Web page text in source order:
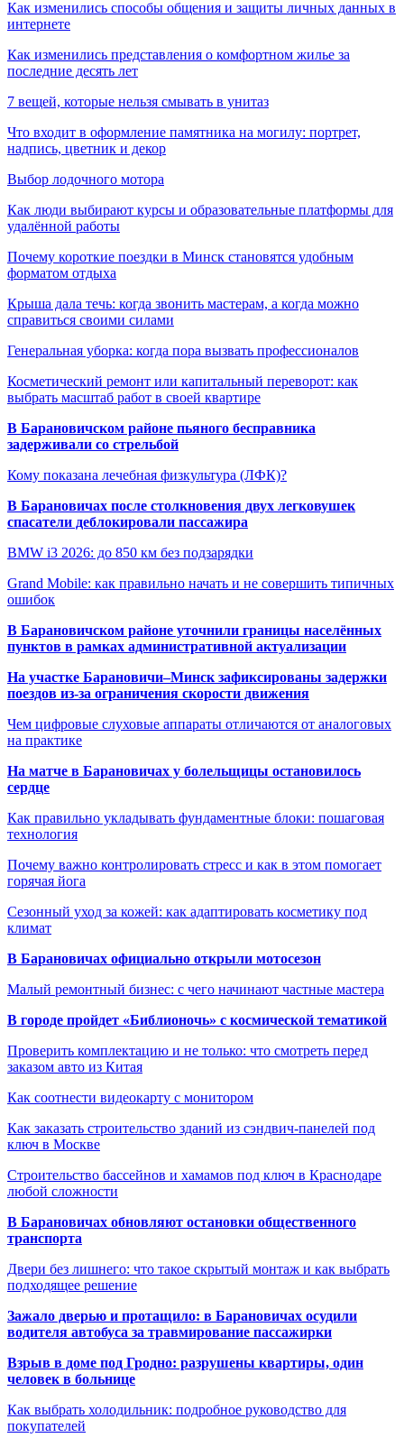
Как изменились способы общения и защиты личных данных в
интернете
Как изменились представления о комфортном жилье за
последние десять лет
7 вещей, которые нельзя смывать в унитаз
Что входит в оформление памятника на могилу: портрет,
надпись, цветник и декор
Выбор лодочного мотора
Как люди выбирают курсы и образовательные платформы для
удалённой работы
Почему короткие поездки в Минск становятся удобным
форматом отдыха
Крыша дала течь: когда звонить мастерам, а когда можно
справиться своими силами
Генеральная уборка: когда пора вызвать профессионалов
Косметический ремонт или капитальный переворот: как
выбрать масштаб работ в своей квартире
В Барановичском районе пьяного бесправника
задерживали со стрельбой
Кому показана лечебная физкультура (ЛФК)?
В Барановичах после столкновения двух легковушек
спасатели деблокировали пассажира
BMW i3 2026: до 850 км без подзарядки
Grand Mobile: как правильно начать и не совершить типичных
ошибок
В Барановичском районе уточнили границы населённых
пунктов в рамках административной актуализации
На участке Барановичи–Минск зафиксированы задержки
поездов из-за ограничения скорости движения
Чем цифровые слуховые аппараты отличаются от аналоговых
на практике
На матче в Барановичах у болельщицы остановилось
сердце
Как правильно укладывать фундаментные блоки: пошаговая
технология
Почему важно контролировать стресс и как в этом помогает
горячая йога
Сезонный уход за кожей: как адаптировать косметику под
климат
В Барановичах официально открыли мотосезон
Малый ремонтный бизнес: с чего начинают частные мастера
В городе пройдет «Библионочь» с космической тематикой
Проверить комплектацию и не только: что смотреть перед
заказом авто из Китая
Как соотнести видеокарту с монитором
Как заказать строительство зданий из сэндвич-панелей под
ключ в Москве
Строительство бассейнов и хамамов под ключ в Краснодаре
любой сложности
В Барановичах обновляют остановки общественного
транспорта
Двери без лишнего: что такое скрытый монтаж и как выбрать
подходящее решение
Зажало дверью и протащило: в Барановичах осудили
водителя автобуса за травмирование пассажирки
Взрыв в доме под Гродно: разрушены квартиры, один
человек в больнице
Как выбрать холодильник: подробное руководство для
покупателей